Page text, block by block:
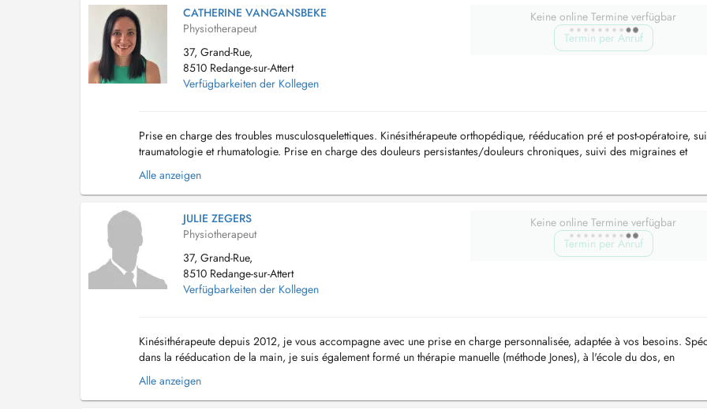
CATHERINE VANGANSBEKE
Physiotherapeut
37, Grand-Rue,
8510 Redange-sur-Attert
Verfügbarkeiten der Kollegen
Keine online Termine verfügbar
Termin per Anruf
Prise en charge des troubles musculosquelettiques. Kinésithérapeute orthopédique, rééducation pré et post-opératoire,
traumatologie et rhumatologie. Prise en charge des douleurs persistantes/douleurs chroniques, suivi des migraines et
accompagnement dans la prise en charge de l'ostéopor...
Alle anzeigen
JULIE ZEGERS
Physiotherapeut
37, Grand-Rue,
8510 Redange-sur-Attert
Verfügbarkeiten der Kollegen
Keine online Termine verfügbar
Termin per Anruf
Kinésithérapeute depuis 2012, je vous accompagne avec une prise en charge personnalisée, adaptée à vos besoins.
dans la rééducation de la main, je suis également formé un thérapie manuelle (méthode Jones), à l'école du dos, en
kinésithérapie gynécologique ( pré et post-partum, troubles...
Alle anzeigen